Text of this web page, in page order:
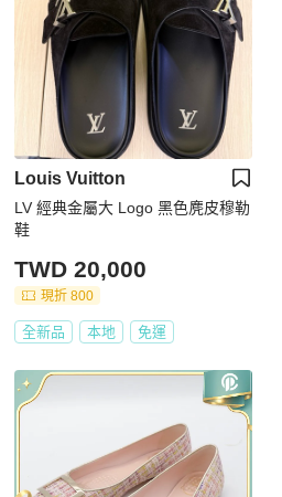
Louis Vuitton
LV 經典金屬大 Logo 黑色麂皮穆勒
鞋
TWD 20,000
現折 800
全新品 本地 免運